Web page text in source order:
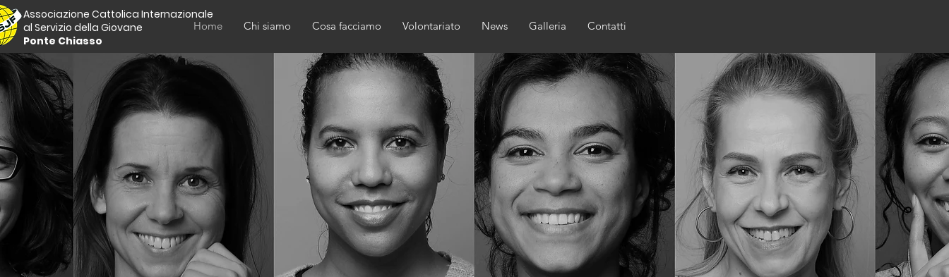
Associazione Cattolica Internazionale
al Servizio della Giovane
Ponte Chiasso
Home Chi siamo Cosa facciamo Volontariato News Galleria Contatti